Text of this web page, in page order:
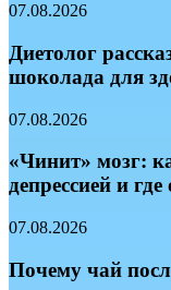
07.08.2026
Диетолог
шоколада для
07.08.2026
«Чинит» мозг:
депрессией и
07.08.2026
Почему чай